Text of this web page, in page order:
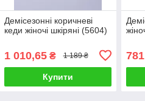
Демісезонні коричневі
кеди жіночі шкіряні (5604)
1 010,65₴ 1 189 ₴
Купити